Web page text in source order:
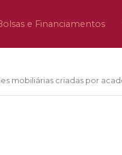
e Financiamentos
mobiliárias criadas por